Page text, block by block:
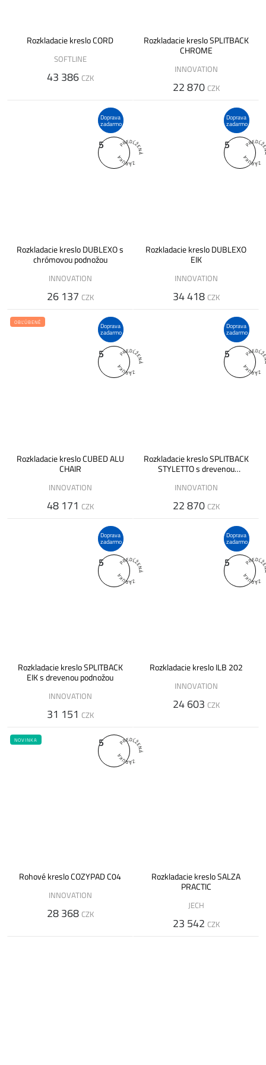
Rozkladacie kreslo CORD
SOFTLINE
43 386 CZK
Rozkladacie kreslo SPLITBACK
CHROME
INNOVATION
22 870 CZK
Doprava
zadarmo
5
Rozkladacie kreslo DUBLEXO s
chrómovou podnožou
INNOVATION
26 137 CZK
Doprava
zadarmo
5
Rozkladacie kreslo DUBLEXO
EIK
INNOVATION
34 418 CZK
Doprava
zadarmo
5
OBĽÚBENÉ
Rozkladacie kreslo CUBED ALU
CHAIR
INNOVATION
48 171 CZK
Doprava
zadarmo
5
Rozkladacie kreslo SPLITBACK
STYLETTO s drevenou
INNOVATION
22 870 CZK
Doprava
zadarmo
5
Rozkladacie kreslo SPLITBACK
EIK s drevenou podnožou
INNOVATION
31 151 CZK
Doprava
zadarmo
5
Rozkladacie kreslo ILB 202
INNOVATION
24 603 CZK
5
NOVINKA
Rohové kreslo COZYPAD C04
INNOVATION
28 368 CZK
Rozkladacie kreslo SALZA
PRACTIC
JECH
23 542 CZK